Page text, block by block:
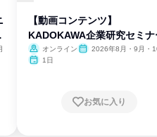
【動画コンテンツ】
KADOKAWA企業研究セミナ
オンライン
2026年8月・9月・
1日
お気に入り